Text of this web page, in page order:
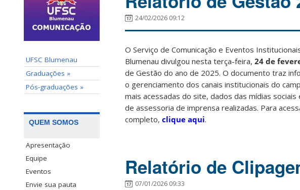
UFSC Blumenau
Graduações »
Pós-graduações »
QUEM SOMOS
Apresentação
Equipe
Eventos
Envie sua pauta
24/02/2026 09:12
O Serviço de Comunicação e Eventos
Blumenau divulgou nesta terça-feira, 24 de
de Gestão do ano de 2025. O documento traz
o gerenciamento dos canais institucionais do
mais acessadas do site, dados das mídias sociais
de assessoria de imprensa realizadas. Para
completo, clique aqui.
Relatório de
07/01/2026 09:33